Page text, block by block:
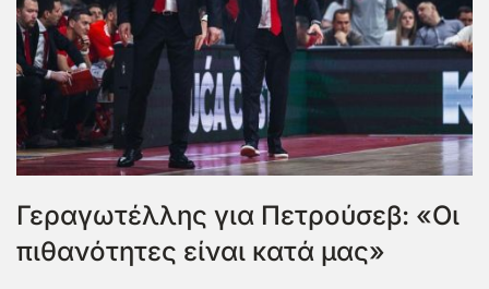
Γεραγωτέλλης για Πετρούσεβ: «Οι
πιθανότητες είναι κατά μας»